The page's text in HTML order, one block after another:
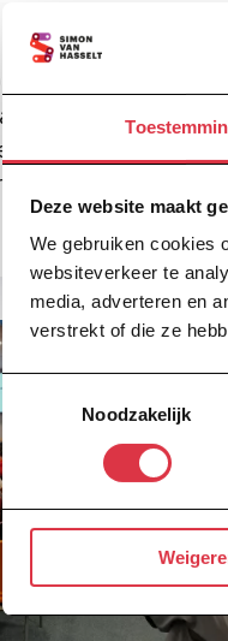
Deze website maakt
We gebruiken cookies
websiteverkeer te
media, adverteren en
verstrekt of die ze
Toestemmingsselectie
Noodzakelijk
de nieuwe klas,
en pleinfeest gaan